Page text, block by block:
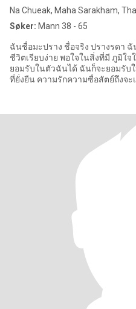
Na Chueak, Maha Sarakham,
Søker: Mann 38 - 65
ฉันชื่อมะปราง ชื่อจริง ปรางรดา
ชีวิตเรียบง่าย พอใจในสิ่งที่มี ภูมิใ
ยอมรับในตัวฉันได้ ฉันก็จะยอมรับ
ที่ยั่งยืน ความรักความซื่อสัตย์ถึงจะ